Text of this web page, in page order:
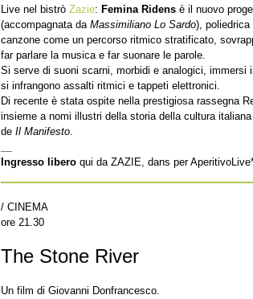
Live nel bistrò Zazie: Femina Ridens è il nuovo
(accompagnata da Massimiliano Lo Sardo),
canzone come un percorso ritmico stratificato,
far parlare la musica e far suonare le parole.
Si serve di suoni scarni, morbidi e analogici, immersi
si infrangono assalti ritmici e tappeti elettronici.
Di recente è stata ospite nella prestigiosa rassegna
insieme a nomi illustri della storia della cultura
de Il Manifesto.
Ingresso libero qui da ZAZIE, dans per
/ CINEMA
ore 21.30
The Stone River
Un film di Giovanni Donfrancesco.